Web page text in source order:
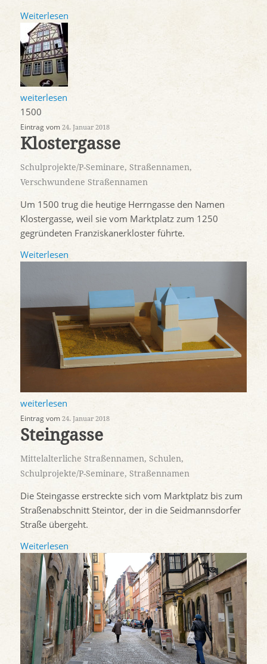
Weiterlesen
weiterlesen
1500
Eintrag vom 24. Januar 2018
Klostergasse
Schulprojekte/P-Seminare, Straßennamen,
Verschwundene Straßennamen
Um 1500 trug die heutige Herrngasse den Namen
Klostergasse, weil sie vom Marktplatz zum 1250
gegründeten Franziskanerkloster führte.
Weiterlesen
weiterlesen
Eintrag vom 24. Januar 2018
Steingasse
Mittelalterliche Straßennamen, Schulen,
Schulprojekte/P-Seminare, Straßennamen
Die Steingasse erstreckte sich vom Marktplatz bis zum
Straßenabschnitt Steintor, der in die Seidmannsdorfer
Straße übergeht.
Weiterlesen